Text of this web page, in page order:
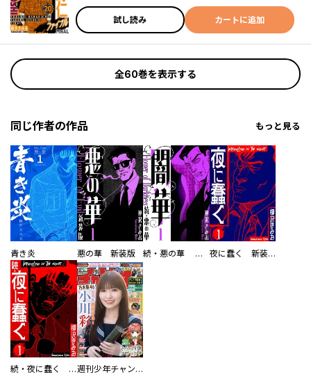
試し読み カートに追加
全60巻を表示する
同じ作者の作品 もっと見る
青き炎 悪の華 新装版 続・悪の華 闇華 新装版 夜に蠢く 新装版
続・夜に蠢く 新装版 週刊少年チャンピオン